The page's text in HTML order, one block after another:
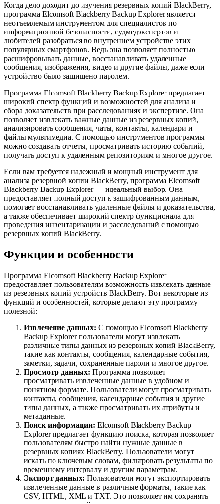
Когда дело доходит до изучения резервных копий BlackBerry,
программа Elcomsoft Blackberry Backup Explorer является
неотъемлемым инструментом для специалистов по
информационной безопасности, судмедэкспертов и
любителей разобраться во внутреннем устройстве этих
популярных смартфонов. Ведь она позволяет полностью
расшифровывать данные, восстанавливать удаленные
сообщения, изображения, видео и другие файлы, даже если
устройство было защищено паролем.
Программа Elcomsoft Blackberry Backup Explorer предлагает
широкий спектр функций и возможностей для анализа и
сбора доказательств при расследованиях и экспертизе. Она
позволяет извлекать важные данные из резервных копий,
анализировать сообщения, чаты, контакты, календари и
файлы мультимедиа. С помощью инструментов программы
можно создавать отчеты, просматривать историю событий,
получать доступ к удаленным репозиториям и многое другое.
Если вам требуется надежный и мощный инструмент для
анализа резервной копии BlackBerry, программа Elcomsoft
Blackberry Backup Explorer — идеальный выбор. Она
предоставляет полный доступ к зашифрованным данным,
помогает восстанавливать удаленные файлы и доказательства,
а также обеспечивает широкий спектр функционала для
проведения инвентаризации и расследований с помощью
резервных копий BlackBerry.
Функции и особенности
Программа Elcomsoft Blackberry Backup Explorer
предоставляет пользователям возможность извлекать данные
из резервных копий устройств BlackBerry. Вот некоторые из
функций и особенностей, которые делают эту программу
полезной:
Извлечение данных: С помощью Elcomsoft Blackberry
Backup Explorer пользователи могут извлекать
различные типы данных из резервных копий BlackBerry,
такие как контакты, сообщения, календарные события,
заметки, задачи, сохраненные пароли и многое другое.
Просмотр данных: Программа позволяет
просматривать извлеченные данные в удобном и
понятном формате. Пользователи могут просматривать
контакты, сообщения, календарные события и другие
типы данных, а также просматривать их атрибуты и
метаданные.
Поиск информации: Elcomsoft Blackberry Backup
Explorer предлагает функцию поиска, которая позволяет
пользователям быстро найти нужные данные в
резервных копиях BlackBerry. Пользователи могут
искать по ключевым словам, фильтровать результаты по
временному интервалу и другим параметрам.
Экспорт данных: Пользователи могут экспортировать
извлеченные данные в различные форматы, такие как
CSV, HTML, XML и TXT. Это позволяет им сохранять